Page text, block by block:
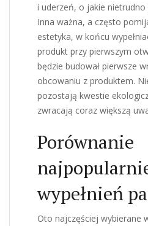
i uderzeń, o jakie
Inna ważna, a często
estetyka, w końcu
produkt przy pierwszym
będzie budował pierwsze
obcowaniu z produktem.
pozostają kwestie
zwracają coraz większą
Porównanie
wypełnień
Oto najczęściej wybierane